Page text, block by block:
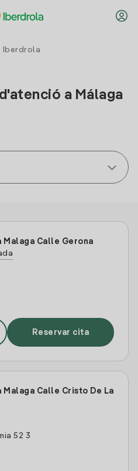
Iberdrola
a Málaga
Calle Gerona
Reservar cita
Calle Cristo De La
52 3